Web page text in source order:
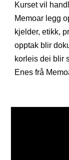
Kurset vil
Memoar legg
kjelder, etikk,
opptak blir
korleis dei blir
Enes frå